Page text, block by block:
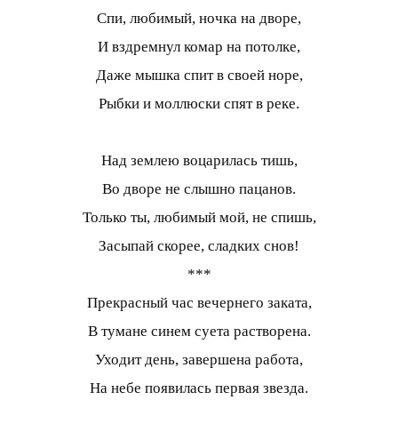
Спи, любимый, ночка на дворе,
И вздремнул комар на потолке,
Даже мышка спит в своей норе,
Рыбки и моллюски спят в реке.
Над землею воцарилась тишь,
Во дворе не слышно пацанов.
Только ты, любимый мой, не спишь,
Засыпай скорее, сладких снов!
***
Прекрасный час вечернего заката,
В тумане синем суета растворена.
Уходит день, завершена работа,
На небе появилась первая звезда.